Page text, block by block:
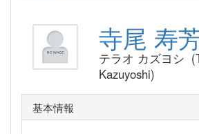
寺尾 寿
テラオ カズヨシ
Kazuyoshi)
基本情報